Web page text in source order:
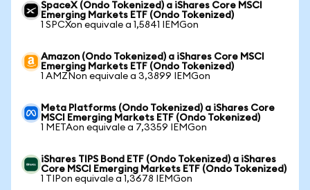
SpaceX (Ondo Tokenized) a iShares Core MSCI
Emerging Markets ETF (Ondo Tokenized)
1 SPCXon equivale a 1,5841 IEMGon
Amazon (Ondo Tokenized) a iShares Core MSCI
Emerging Markets ETF (Ondo Tokenized)
1 AMZNon equivale a 3,3899 IEMGon
Meta Platforms (Ondo Tokenized) a iShares Core
MSCI Emerging Markets ETF (Ondo Tokenized)
1 METAon equivale a 7,3359 IEMGon
iShares TIPS Bond ETF (Ondo Tokenized) a iShares
Core MSCI Emerging Markets ETF (Ondo Tokenized)
1 TIPon equivale a 1,3678 IEMGon